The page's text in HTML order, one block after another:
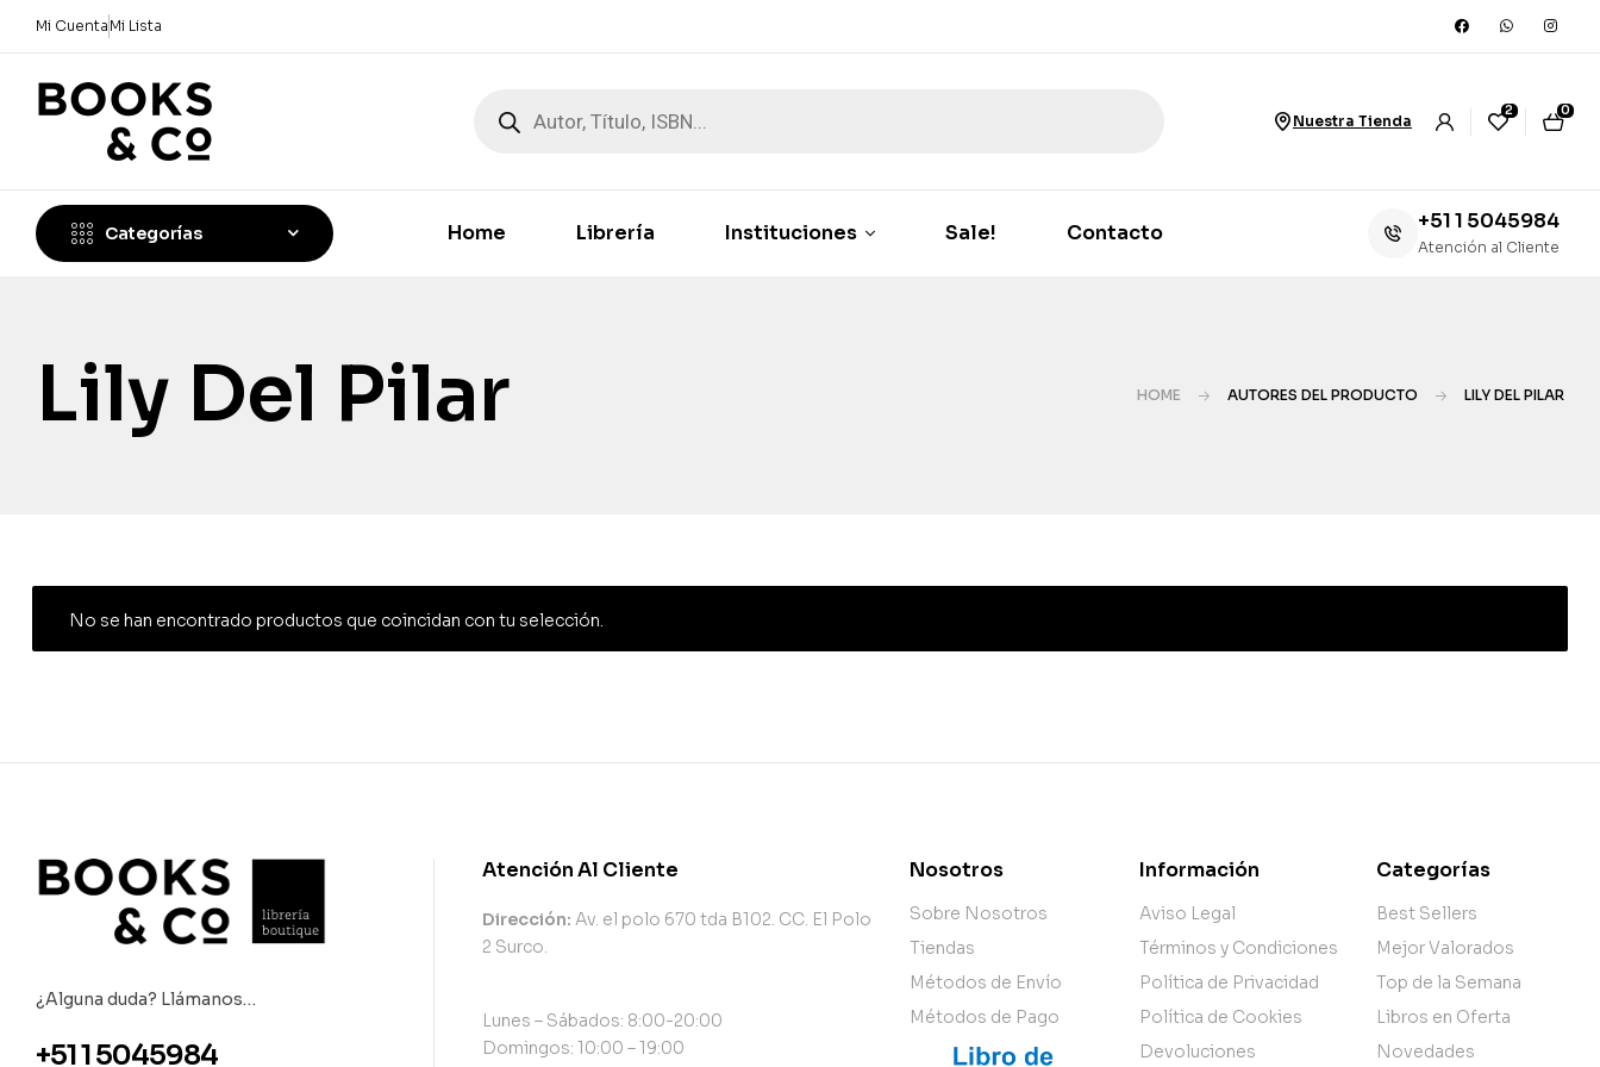
Mi Cuenta Mi Lista
Nuestra Tienda
2 0
Categorías Home Librería Instituciones Sale! Contacto +51 1 5045984
Atención al Cliente
Lily Del Pilar HOME AUTORES DEL PRODUCTO LILY DEL PILAR
No se han encontrado productos que coincidan con tu selección.
¿Alguna duda? Llámanos…
+51 1 5045984
Atención Al Cliente
Dirección: Av. el polo 670 tda B102. CC. El Polo
2 Surco.
Lunes – Sábados: 8:00-20:00
Domingos: 10:00 – 19:00
Nosotros
Sobre Nosotros
Tiendas
Métodos de Envío
Métodos de Pago
Información
Aviso Legal
Términos y Condiciones
Política de Privacidad
Política de Cookies
Devoluciones
Categorías
Best Sellers
Mejor Valorados
Top de la Semana
Libros en Oferta
Novedades